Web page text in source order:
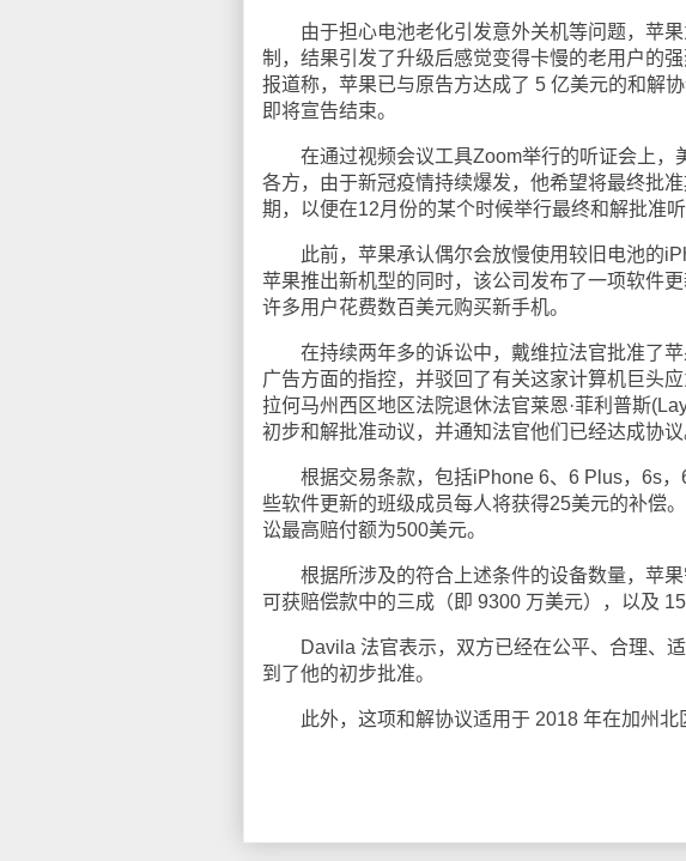
由于担心电池老化引发意外关机等问题，苹果
制，结果引发了升级后感觉变得卡慢的老用户的
报道称，苹果已与原告方达成了 5 亿美元的和解
即将宣告结束。
在通过视频会议工具Zoom举行的听证会上，
各方，由于新冠疫情持续爆发，他希望将最终批
期，以便在12月份的某个时候举行最终和解批准听
此前，苹果承认偶尔会放慢使用较旧电池的
苹果推出新机型的同时，该公司发布了一项软件
许多用户花费数百美元购买新手机。
在持续两年多的诉讼中，戴维拉法官批准了苹
广告方面的指控，并驳回了有关这家计算机巨头
拉何马州西区地区法院退休法官莱恩·菲利普斯
初步和解批准动议，并通知法官他们已经达成协议
根据交易条款，包括iPhone 6、6 Plus，6s，
些软件更新的班级成员每人将获得25美元的补偿
讼最高赔付额为500美元。
根据所涉及的符合上述条件的设备数量，苹果
可获赔偿款中的三成（即 9300 万美元），以及
Davila 法官表示，双方已经在公平、合理、适
到了他的初步批准。
此外，这项和解协议适用于 2018 年在加州北